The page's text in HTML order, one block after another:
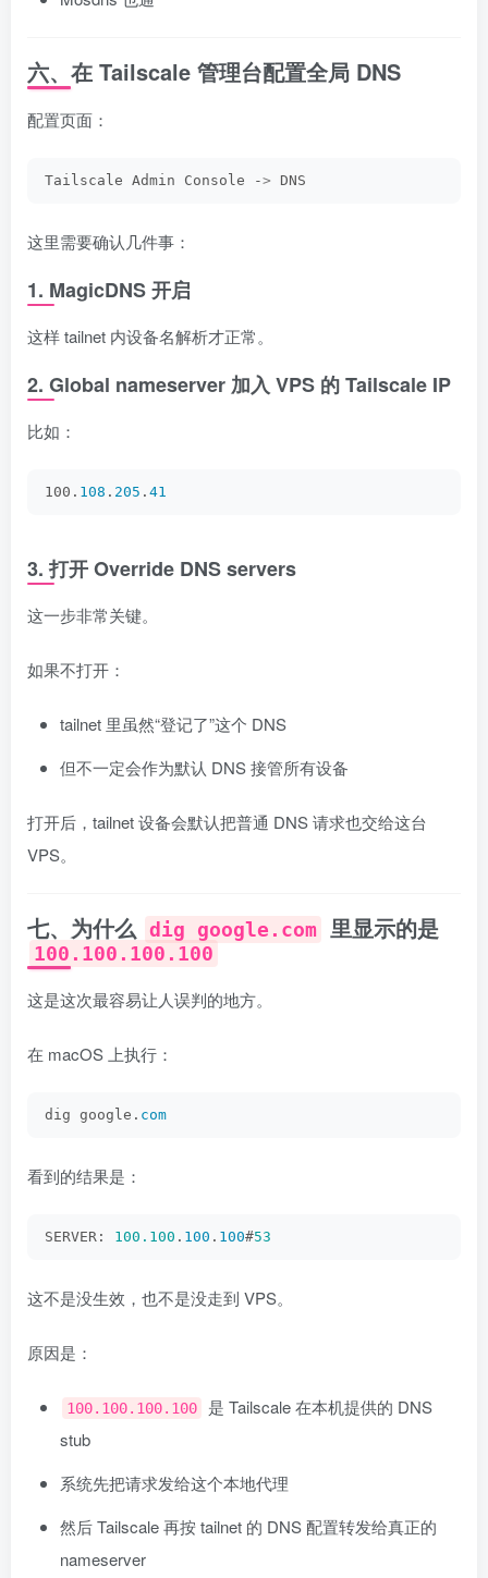
六、在 Tailscale 管理台配置全局 DNS
配置页面：
Tailscale Admin Console -> DNS
这里需要确认几件事：
1. MagicDNS 开启
这样 tailnet 内设备名解析才正常。
2. Global nameserver 加入 VPS 的 Tailscale IP
比如：
100. 108 . 205 . 41
3. 打开 Override DNS servers
这一步非常关键。
如果不打开：
tailnet 里虽然“登记了”这个 DNS
但不一定会作为默认 DNS 接管所有设备
打开后，tailnet 设备会默认把普通 DNS 请求也交给这台
VPS。
七、为什么 dig google.com 里显示的是
100.100.100.100
这是这次最容易让人误判的地方。
在 macOS 上执行：
dig google. com
看到的结果是：
SERVER: 100.100 . 100 . 100#53
这不是没生效，也不是没走到 VPS。
原因是：
100.100.100.100
是 Tailscale 在本机提供的 DNS
stub
系统先把请求发给这个本地代理
然后 Tailscale 再按 tailnet 的 DNS 配置转发给真正的
nameserver